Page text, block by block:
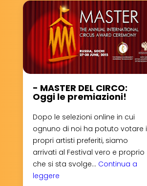
- MASTER DEL CIRCO:
Oggi le premiazioni!
Dopo le selezioni online in cui
ognuno di noi ha potuto votare i
propri artisti preferiti, siamo
arrivati al Festival vero e proprio
che si sta svolge... Continua a
leggere